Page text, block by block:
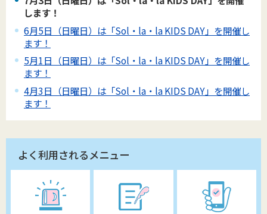
します！
6月5日（日曜日）は「Sol・la・la KIDS DAY」を開催し
ます！
5月1日（日曜日）は「Sol・la・la KIDS DAY」を開催し
ます！
4月3日（日曜日）は「Sol・la・la KIDS DAY」を開催し
ます！
よく利用されるメニュー